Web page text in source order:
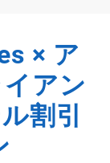
× ア
アン
割引